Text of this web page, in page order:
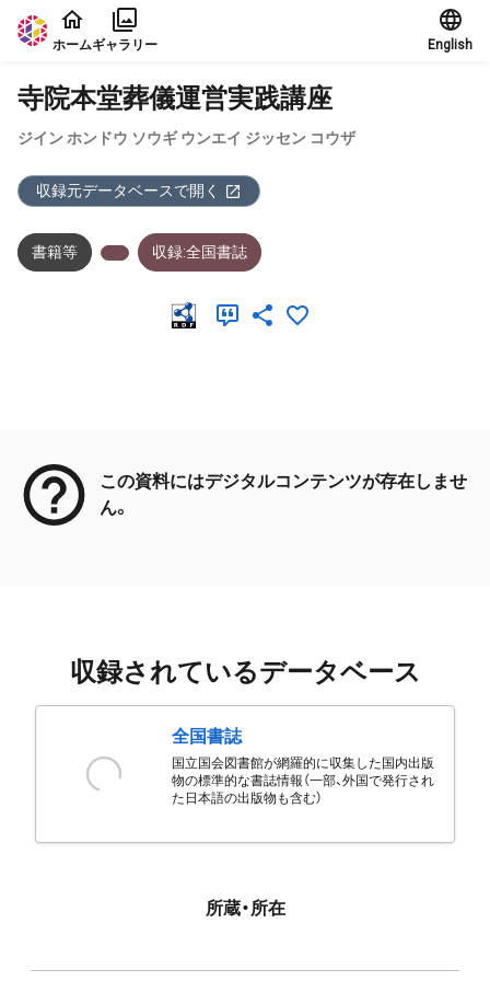
本文に飛ぶ
ホームギャラリー English
寺院本堂葬儀運営実践講座
ジイン ホンドウ ソウギ ウンエイ ジッセン コウザ
収録元データベースで開く
書籍等 収録:全国書誌
この資料にはデジタルコンテンツが存在しませ
ん。
収録されているデータベース
全国書誌
国立国会図書館が網羅的に収集した国内出版
物の標準的な書誌情報（一部、外国で発行され
た日本語の出版物も含む）
所蔵・所在